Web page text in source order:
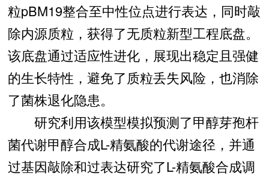
粒pBM19整合至中性位点进行表达，同时敲
除内源质粒，获得了无质粒新型工程底盘。
该底盘通过适应性进化，展现出稳定且强健
的生长特性，避免了质粒丢失风险，也消除
了菌株退化隐患。
研究利用该模型模拟预测了甲醇芽孢杆
菌代谢甲醇合成L-精氨酸的代谢途径，并通
过基因敲除和过表达研究了L-精氨酸合成调